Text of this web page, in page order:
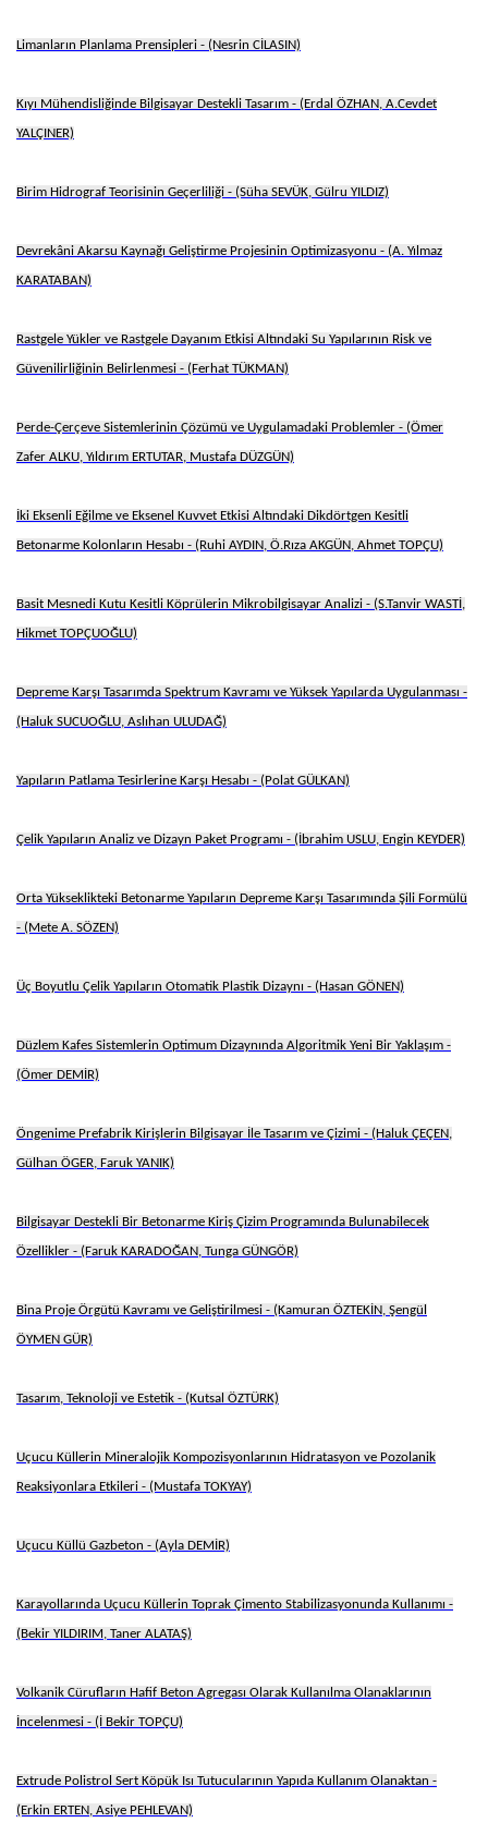
Limanların Planlama Prensipleri - (Nesrin CİLASIN)
Kıyı Mühendisliğinde Bilgisayar Destekli Tasarım - (Erdal ÖZHAN, A.Cevdet
YALÇINER)
Birim Hidrograf Teorisinin Geçerliliği - (Süha SEVÜK, Gülru YILDIZ)
Devrekâni Akarsu Kaynağı Geliştirme Projesinin Optimizasyonu - (A. Yılmaz
KARATABAN)
Rastgele Yükler ve Rastgele Dayanım Etkisi Altındaki Su Yapılarının Risk ve
Güvenilirliğinin Belirlenmesi - (Ferhat TÜKMAN)
Perde-Çerçeve Sistemlerinin Çözümü ve Uygulamadaki Problemler - (Ömer
Zafer ALKU, Yıldırım ERTUTAR, Mustafa DÜZGÜN)
İki Eksenli Eğilme ve Eksenel Kuvvet Etkisi Altındaki Dikdörtgen Kesitli
Betonarme Kolonların Hesabı - (Ruhi AYDIN, Ö.Rıza AKGÜN, Ahmet TOPÇU)
Basit Mesnedi Kutu Kesitli Köprülerin Mikrobilgisayar Analizi - (S.Tanvir WASTİ,
Hikmet TOPÇUOĞLU)
Depreme Karşı Tasarımda Spektrum Kavramı ve Yüksek Yapılarda Uygulanması -
(Haluk SUCUOĞLU, Aslıhan ULUDAĞ)
Yapıların Patlama Tesirlerine Karşı Hesabı - (Polat GÜLKAN)
Çelik Yapıların Analiz ve Dizayn Paket Programı - (İbrahim USLU, Engin KEYDER)
Orta Yükseklikteki Betonarme Yapıların Depreme Karşı Tasarımında Şili Formülü
- (Mete A. SÖZEN)
Üç Boyutlu Çelik Yapıların Otomatik Plastik Dizaynı - (Hasan GÖNEN)
Düzlem Kafes Sistemlerin Optimum Dizaynında Algoritmik Yeni Bir Yaklaşım -
(Ömer DEMİR)
Öngenime Prefabrik Kirişlerin Bilgisayar İle Tasarım ve Çizimi - (Haluk ÇEÇEN,
Gülhan ÖGER, Faruk YANIK)
Bilgisayar Destekli Bir Betonarme Kiriş Çizim Programında Bulunabilecek
Özellikler - (Faruk KARADOĞAN, Tunga GÜNGÖR)
Bina Proje Örgütü Kavramı ve Geliştirilmesi - (Kamuran ÖZTEKİN, Şengül
ÖYMEN GÜR)
Tasarım, Teknoloji ve Estetik - (Kutsal ÖZTÜRK)
Uçucu Küllerin Mineralojik Kompozisyonlarının Hidratasyon ve Pozolanik
Reaksiyonlara Etkileri - (Mustafa TOKYAY)
Uçucu Küllü Gazbeton - (Ayla DEMİR)
Karayollarında Uçucu Küllerin Toprak Çimento Stabilizasyonunda Kullanımı -
(Bekir YILDIRIM, Taner ALATAŞ)
Volkanik Cürufların Hafif Beton Agregası Olarak Kullanılma Olanaklarının
İncelenmesi - (İ Bekir TOPÇU)
Extrude Polistrol Sert Köpük Isı Tutucularının Yapıda Kullanım Olanaktan -
(Erkin ERTEN, Asiye PEHLEVAN)